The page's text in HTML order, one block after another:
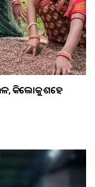
କିଲୋକୁ ଶହେ